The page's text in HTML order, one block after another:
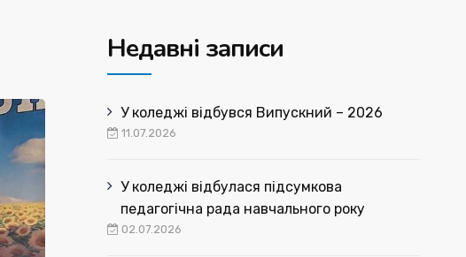
Недавні записи
У коледжі відбувся Випускний – 2026
11.07.2026
У коледжі відбулася підсумкова
педагогічна рада навчального року
02.07.2026